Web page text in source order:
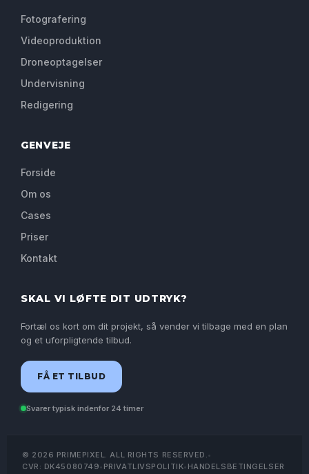
Fotografering
Videoproduktion
Droneoptagelser
Undervisning
Redigering
GENVEJE
Forside
Om os
Cases
Priser
Kontakt
SKAL VI LØFTE DIT UDTRYK?
Fortæl os kort om dit projekt, så vender vi tilbage med en plan
og et uforpligtende tilbud.
FÅ ET TILBUD
Svarer typisk indenfor 24 timer
© 2026 PRIMEPIXEL. ALL RIGHTS RESERVED.•
CVR: DK45080749• PRIVATLIVSPOLITIK• HANDELSBETINGELSER